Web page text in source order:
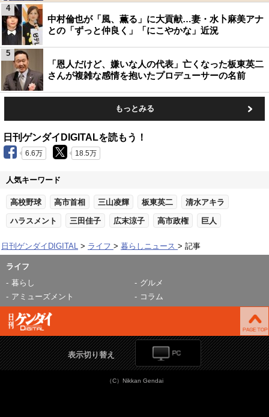
中村倫也が「風、薫る」に大貢献…妻・水卜麻美アナ
との「ずっと仲良く」「にこやかな」近況
4
「恩人だけど、嫌いな人の代表」亡くなった板東英二
さんが複雑な感情を抱いたプロデューサーの名前
5
もっとみる
日刊ゲンダイDIGITALを読もう！
6.6万 18.5万
人気キーワード
高校野球 高市首相 三山凌輝 板東英二 清水アキラ
ハラスメント 三田佳子 広末涼子 高市政権 巨人
日刊ゲンダイDIGITAL ライフ 暮らしニュース 記事
ライフ
暮らし
グルメ
アミューズメント
コラム
表示切り替え
（C）Nikkan Gendai